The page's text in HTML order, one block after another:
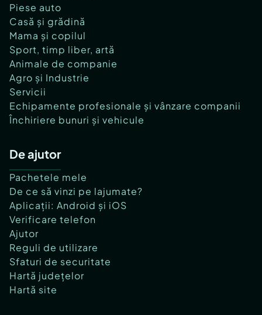
Piese auto
Casă și grădină
Mama și copilul
Sport, timp liber, artă
Animale de companie
Agro și Industrie
Servicii
Echipamente profesionale și vânzare companii
Închiriere bunuri și vehicule
De ajutor
Pachetele mele
De ce să vinzi pe lajumate?
Aplicații: Android și iOS
Verificare telefon
Ajutor
Reguli de utilizare
Sfaturi de securitate
Hartă județelor
Hartă site